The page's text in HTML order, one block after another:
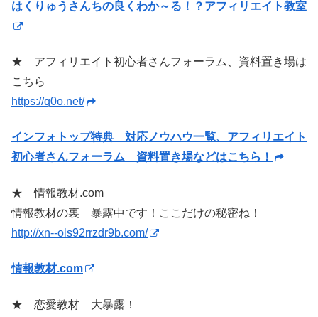
はくりゅうさんちの良くわか～る！？アフィリエイト教室
★ アフィリエイト初心者さんフォーラム、資料置き場は
こちら
https://q0o.net/
インフォトップ特典 対応ノウハウ一覧、アフィリエイト
初心者さんフォーラム 資料置き場などはこちら！
★ 情報教材.com
情報教材の裏 暴露中です！ここだけの秘密ね！
http://xn--ols92rrzdr9b.com/
情報教材.com
★ 恋愛教材 大暴露！